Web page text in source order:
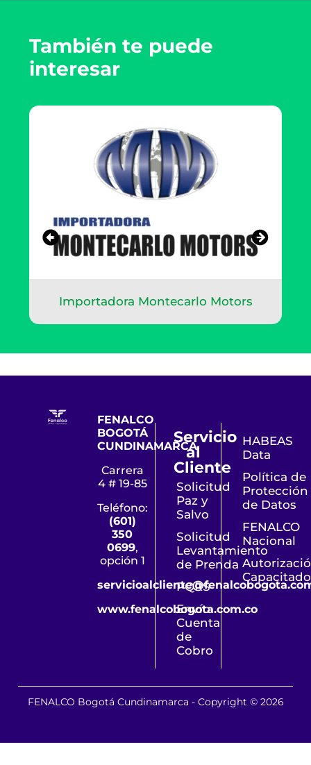
También te puede
interesar
Importadora Montecarlo Motors
FENALCO
BOGOTÁ
CUNDINAMARCA
Carrera
4 # 19-85
Teléfono:
(601)
350
0699,
opción 1
www.fenalcobogota.com.co
Servicio
al
Cliente
Solicitud
Paz y
Salvo
Solicitud
Levantamiento
de Prenda
PQRS
Envío
Cuenta
de
Cobro
HABEAS
Data
Política de
Protección
de Datos
FENALCO
Nacional
FENALCO Bogotá Cundinamarca - Copyright © 2026